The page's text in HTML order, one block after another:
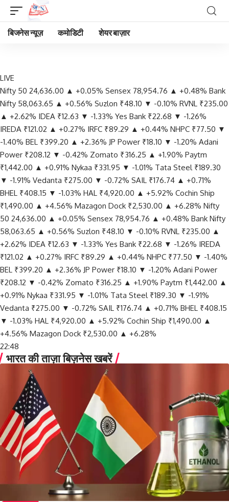
बिजनेस न्यूज़ कमोडिटी शेयर बाज़ार
LIVE
Nifty 50 24,636.00 ▲ +0.05% Sensex 78,954.76 ▲ +0.48% Bank
Nifty 58,063.65 ▲ +0.56% Suzlon ₹48.10 ▼ -0.10% RVNL ₹235.00
▲ +2.62% IDEA ₹12.63 ▼ -1.33% Yes Bank ₹22.68 ▼ -1.26%
IREDA ₹121.02 ▲ +0.27% IRFC ₹89.29 ▲ +0.44% NHPC ₹77.50 ▼
-1.40% BEL ₹399.20 ▲ +2.36% JP Power ₹18.10 ▼ -1.20% Adani
Power ₹208.12 ▼ -0.42% Zomato ₹316.25 ▲ +1.90% Paytm
₹1,442.00 ▲ +0.91% Nykaa ₹331.95 ▼ -1.01% Tata Steel ₹189.30
▼ -1.91% Vedanta ₹275.00 ▼ -0.72% SAIL ₹176.74 ▲ +0.71%
BHEL ₹408.15 ▼ -1.03% HAL ₹4,920.00 ▲ +5.92% Cochin Ship
₹1,490.00 ▲ +4.56% Mazagon Dock ₹2,530.00 ▲ +6.28% Nifty
50 24,636.00 ▲ +0.05% Sensex 78,954.76 ▲ +0.48% Bank Nifty
58,063.65 ▲ +0.56% Suzlon ₹48.10 ▼ -0.10% RVNL ₹235.00 ▲
+2.62% IDEA ₹12.63 ▼ -1.33% Yes Bank ₹22.68 ▼ -1.26% IREDA
₹121.02 ▲ +0.27% IRFC ₹89.29 ▲ +0.44% NHPC ₹77.50 ▼ -1.40%
BEL ₹399.20 ▲ +2.36% JP Power ₹18.10 ▼ -1.20% Adani Power
₹208.12 ▼ -0.42% Zomato ₹316.25 ▲ +1.90% Paytm ₹1,442.00 ▲
+0.91% Nykaa ₹331.95 ▼ -1.01% Tata Steel ₹189.30 ▼ -1.91%
Vedanta ₹275.00 ▼ -0.72% SAIL ₹176.74 ▲ +0.71% BHEL ₹408.15
▼ -1.03% HAL ₹4,920.00 ▲ +5.92% Cochin Ship ₹1,490.00 ▲
+4.56% Mazagon Dock ₹2,530.00 ▲ +6.28%
22:48
भारत की ताज़ा बिज़नेस खबरें​